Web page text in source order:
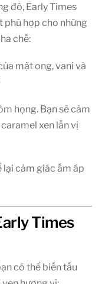
đô, Early Times
phù hợp cho những
chế:
mật ong, vani và
họng. Bạn sẽ cảm
xen lẫn vị
lại cảm giác ấm áp
Times
có thể biến tấu